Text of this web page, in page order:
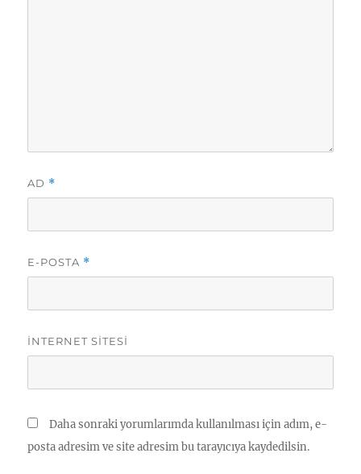
AD *
E-POSTA *
İNTERNET SITESI
Daha sonraki yorumlarımda kullanılması için adım, e-
posta adresim ve site adresim bu tarayıcıya kaydedilsin.